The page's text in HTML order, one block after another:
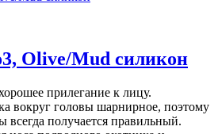
Olive/Mud силикон
прилегание к лицу.
вокруг головы шарнирное, поэтому
всегда получается правильный.